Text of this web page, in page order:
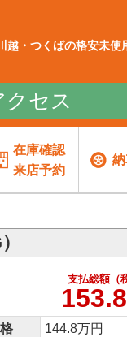
越・つくばの格安未使
クセス
在庫確認
来店予約
支払総額（
153.8
144.8万円